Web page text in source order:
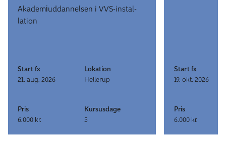
Akademi­uddan­nel­sen i VVS-in­stal­
lation
Start fx
21. aug. 2026
Lokation
Hellerup
Pris
6.000 kr.
Kursusdage
5
Start fx
19. okt. 2026
Pris
6.000 kr.